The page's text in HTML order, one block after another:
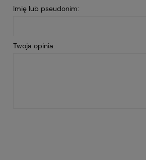
Imię lub pseudonim:
Twoja opinia: